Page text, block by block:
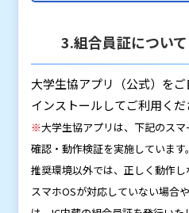
3.組合員証について
大学生協アプリ（公式）を
インストールしてご利用くだ
※大学生協アプリは、下記のス
確認・動作検証を実施しています。
推奨環境以外では、正しく動作し
スマホOSが対応していない場合